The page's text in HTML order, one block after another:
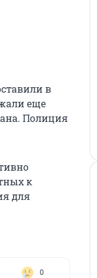
в
еще
Полиция
к
для
0